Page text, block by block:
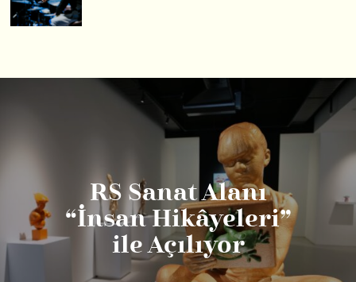
RS Sanat Alanı
“İnsan Hikâyeleri”
ile Açılıyor